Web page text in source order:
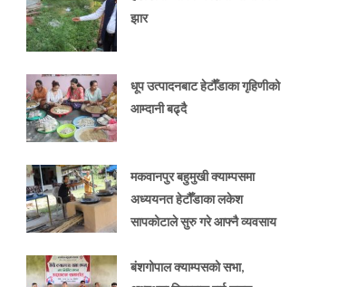
झार
धूप उत्पादनबाट हेटौँडाका गृहिणीको
आम्दानी बढ्दै
मकवानपुर बहुमुखी क्याम्पसमा
अध्ययनत हेटौँडाका लकेश
सापकोटाले सुरु गरे आफ्नै व्यवसाय
बंशगोपाल क्याम्पसको सभा,